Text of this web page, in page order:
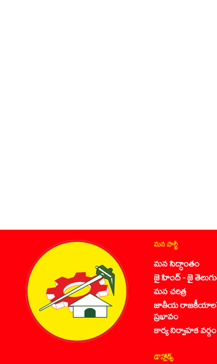
మన పార్టీ
మన సిద్ధాంతం
జై హింద్ - జై
మన చరిత్ర
జాతీయ రాజకీయాలపై
ప్రభావం
కార్య నిర్వాహక వర్గం
డౌన్లోడ్స్